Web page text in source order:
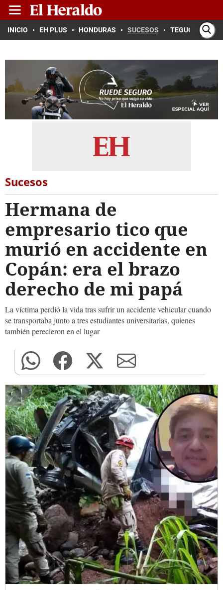
INICIO EH PLUS HONDURAS SUCESOS TEGUCIGALPA
Sucesos
Hermana de
empresario tico que
murió en accidente en
Copán: era el brazo
derecho de mi papá
La víctima perdió la vida tras sufrir un accidente vehicular cuando
se transportaba junto a tres estudiantes universitarias, quienes
también perecieron en el lugar